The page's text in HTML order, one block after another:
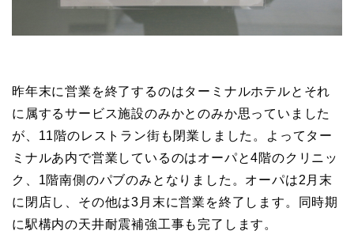
昨年末に営業を終了するのはターミナルホテルとそれ
に属するサービス施設のみかとのみか思っていました
が、11階のレストラン街も閉業しました。よってター
ミナルあ内で営業しているのはオーパと4階のクリニッ
ク、1階南側のパブのみとなりました。オーパは2月末
に閉店し、その他は3月末に営業を終了します。同時期
に駅構内の天井耐震補強工事も完了します。